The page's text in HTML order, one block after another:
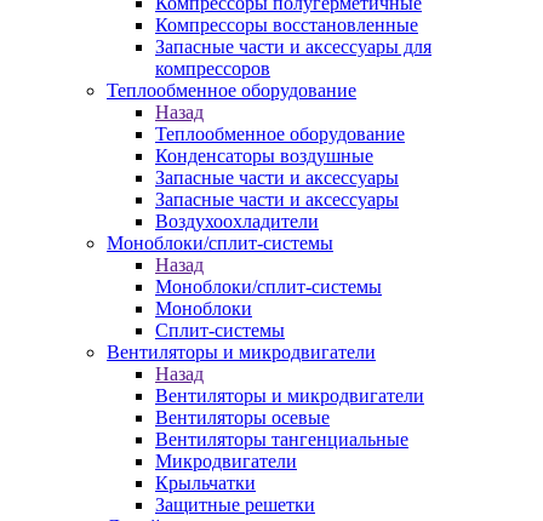
Компрессоры восстановленные
Запасные части и аксессуары для
компрессоров
Теплообменное оборудование
Назад
Теплообменное оборудование
Конденсаторы воздушные
Запасные части и аксессуары
Запасные части и аксессуары
Воздухоохладители
Моноблоки/сплит-системы
Назад
Моноблоки/сплит-системы
Моноблоки
Сплит-системы
Вентиляторы и микродвигатели
Назад
Вентиляторы и микродвигатели
Вентиляторы осевые
Вентиляторы тангенциальные
Микродвигатели
Крыльчатки
Защитные решетки